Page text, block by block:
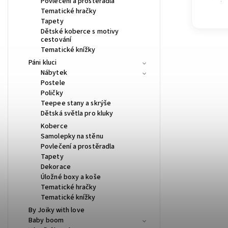
Tematické hračky
Tapety
Dětské koberce s motivy
cestování
Tematické knížky
Páni kluci
Nábytek
Postele
Poličky
Teepee stany a skrýše
Dětská světla pro kluky
Koberce
Samolepky na stěnu
Povlečení a prostěradla
Tapety
Dekorace
Úložné boxy a koše
Tematické hračky
Tematické knížky
By Joiky with love
Baby boom